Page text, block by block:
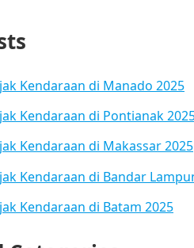
Kendaraan di Manado 2025
Kendaraan di Pontianak
Kendaraan di Makassar 2025
Kendaraan di Bandar
Kendaraan di Batam 2025